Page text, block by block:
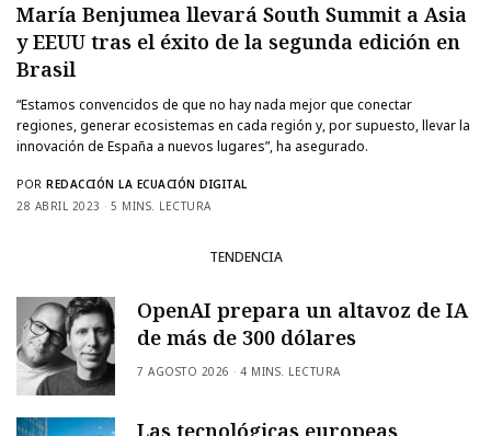
María Benjumea llevará South Summit a Asia
y EEUU tras el éxito de la segunda edición en
Brasil
“Estamos convencidos de que no hay nada mejor que conectar
regiones, generar ecosistemas en cada región y, por supuesto, llevar la
innovación de España a nuevos lugares”, ha asegurado.
POR REDACCIÓN LA ECUACIÓN DIGITAL
28 ABRIL 2023
5 MINS. LECTURA
TENDENCIA
OpenAI prepara un altavoz de IA
de más de 300 dólares
7 AGOSTO 2026 4 MINS. LECTURA
Las tecnológicas europeas